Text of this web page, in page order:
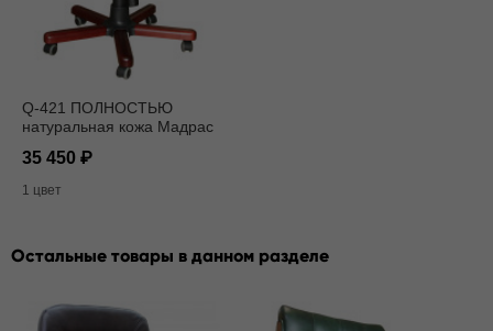
Q-421 ПОЛНОСТЬЮ
натуральная кожа Мадрас
35 450
1 цвет
Остальные товары в данном разделе